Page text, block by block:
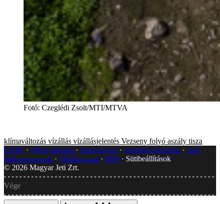
Fotó: Czeglédi Zsolt/MTI/MTVA
klímaváltozás vízállás vízállásjelentés Vezseny folyó aszály tisza
GYIK
Hibát jelentek Impresszum Javítások kezelése
Jogi
dokumentumok
Médiaajánlat RSS
Sütibeállítások
© 2026 Magyar Jeti Zrt.
Vége